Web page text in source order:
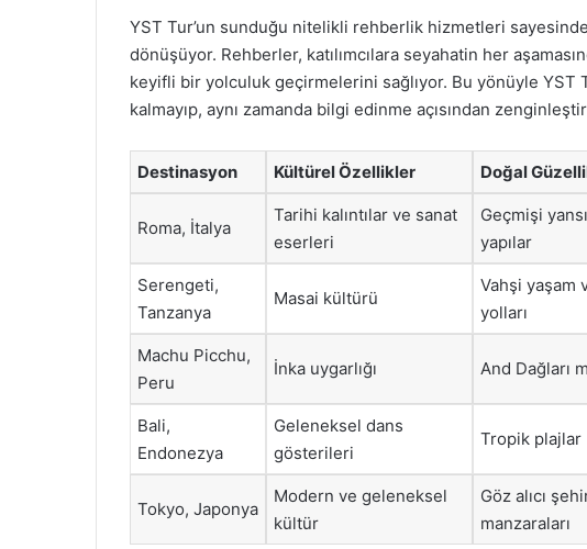
YST Tur’un sunduğu nitelikli rehberlik hizmetleri
dönüşüyor. Rehberler, katılımcılara seyahatin her
keyifli bir yolculuk geçirmelerini sağlıyor. Bu yönüyle YST
kalmayıp, aynı zamanda bilgi edinme açısından
Destinasyon Kültürel Özellikler Doğal
Roma, İtalya
Tarihi kalıntılar ve sanat
eserleri
Geçmişi
yapılar
Serengeti,
Tanzanya
Masai kültürü
Vahşi yaşam
yolları
Machu Picchu,
Peru
İnka uygarlığı And Dağları
Bali,
Endonezya
Geleneksel dans
gösterileri
Tropik plajlar
Tokyo, Japonya
Modern ve geleneksel
kültür
Göz alıcı
manzaraları